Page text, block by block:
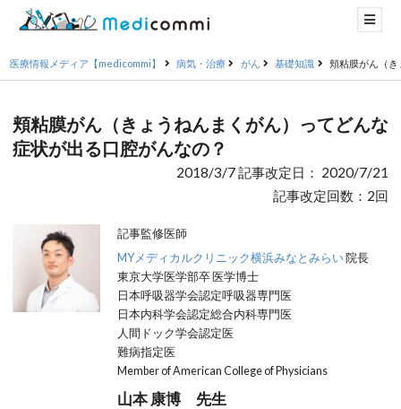
医療情報メディア【medicommi】 病気・治療 がん 基礎知識 頬粘膜がん（
頬粘膜がん（きょうねんまくがん）ってどんな
症状が出る口腔がんなの？
2018/3/7 記事改定日： 2020/7/21
記事改定回数：2回
記事監修医師
MYメディカルクリニック横浜みなとみらい院長
東京大学医学部卒 医学博士
日本呼吸器学会認定呼吸器専門医
日本内科学会認定総合内科専門医
人間ドック学会認定医
難病指定医
Member of American College of Physicians
山本 康博 先生